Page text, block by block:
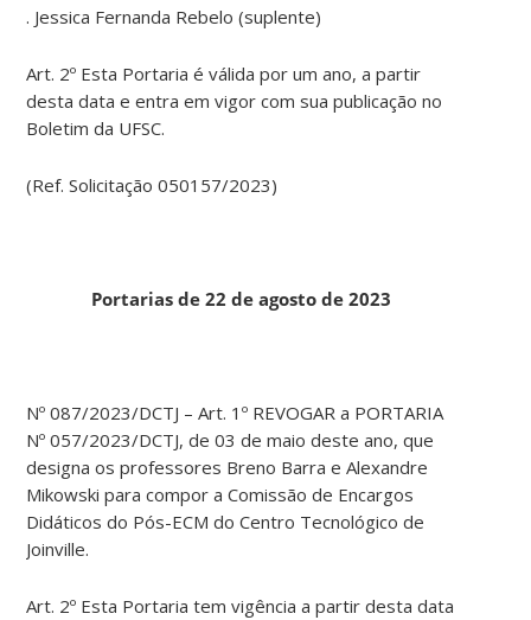
. Jessica Fernanda Rebelo (suplente)
Art. 2º Esta Portaria é válida por um ano, a partir
desta data e entra em vigor com sua publicação no
Boletim da UFSC.
(Ref. Solicitação 050157/2023)
Portarias de 22 de agosto de 2023
Nº 087/2023/DCTJ – Art. 1º REVOGAR a PORTARIA
Nº 057/2023/DCTJ, de 03 de maio deste ano, que
designa os professores Breno Barra e Alexandre
Mikowski para compor a Comissão de Encargos
Didáticos do Pós-ECM do Centro Tecnológico de
Joinville.
Art. 2º Esta Portaria tem vigência a partir desta data